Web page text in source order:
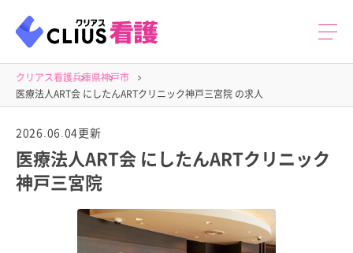
クリアス看護兵庫県神戸市
医療法人ART会 にしたんARTクリニック神戸三宮院 の求人
2026.06.04更新
医療法人ART会 にしたんARTクリニック
神戸三宮院